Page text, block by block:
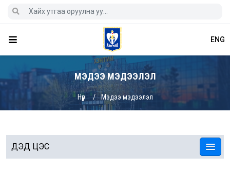
ENG
МЭДЭЭ МЭДЭЭЛЭЛ
Нүүр Мэдээ мэдээлэл
ДЭД ЦЭС